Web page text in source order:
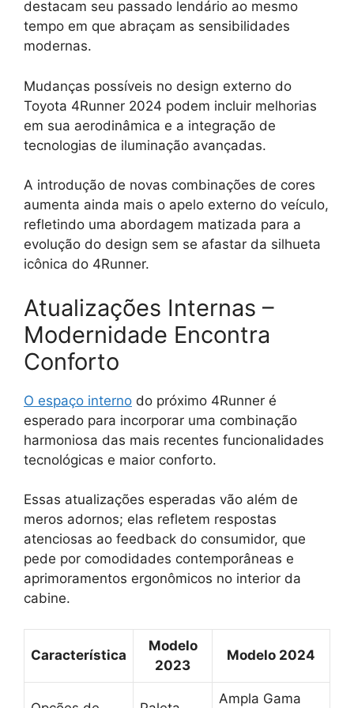
destacam seu passado lendário ao mesmo
tempo em que abraçam as sensibilidades
modernas.
Mudanças possíveis no design externo do
Toyota 4Runner 2024 podem incluir melhorias
em sua aerodinâmica e a integração de
tecnologias de iluminação avançadas.
A introdução de novas combinações de cores
aumenta ainda mais o apelo externo do veículo,
refletindo uma abordagem matizada para a
evolução do design sem se afastar da silhueta
icônica do 4Runner.
Atualizações Internas –
Modernidade Encontra
Conforto
O espaço interno do próximo 4Runner é
esperado para incorporar uma combinação
harmoniosa das mais recentes funcionalidades
tecnológicas e maior conforto.
Essas atualizações esperadas vão além de
meros adornos; elas refletem respostas
atenciosas ao feedback do consumidor, que
pede por comodidades contemporâneas e
aprimoramentos ergonômicos no interior da
cabine.
Característica
Modelo
2023
Modelo 2024
Ampla Gama